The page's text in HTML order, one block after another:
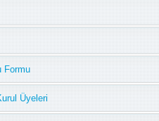
Formu
Üyeleri